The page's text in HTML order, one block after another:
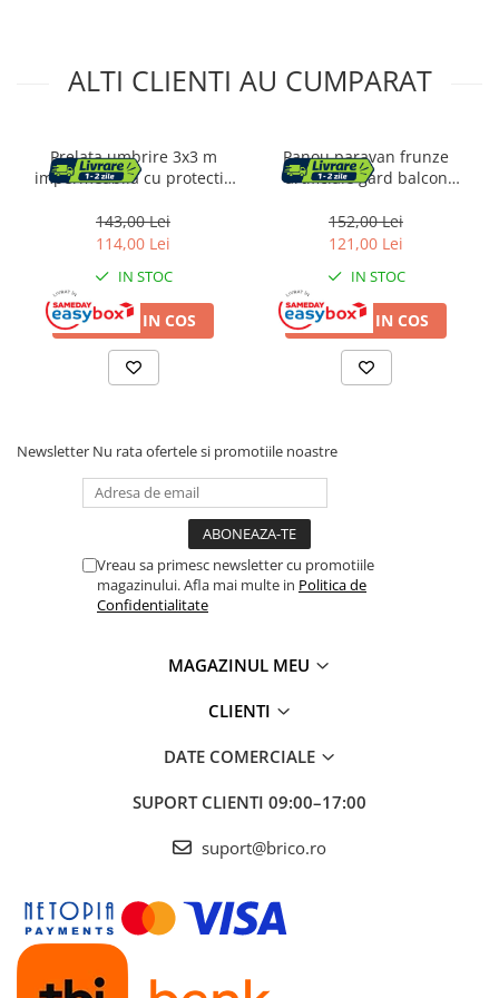
ALTI CLIENTI AU CUMPARAT
Prelata umbrire 3x3 m
impermeabila cu protectie
inox, sfori incluse, husa
transport, gri grafit
143,00 Lei
114,00 Lei
IN STOC
ADAUGA IN COS
Panou paravan frunze
artificiale gard balcon
montaj facil, verde
152,00 Lei
121,00 Lei
IN STOC
ADAUGA IN COS
Newsletter Nu rata ofertele si promotiile noastre
Vreau sa primesc newsletter cu promotiile
magazinului. Afla mai multe in Politica de
Confidentialitate
MAGAZINUL MEU
CLIENTI
DATE COMERCIALE
SUPORT CLIENTI 09:00–17:00
suport@brico.ro